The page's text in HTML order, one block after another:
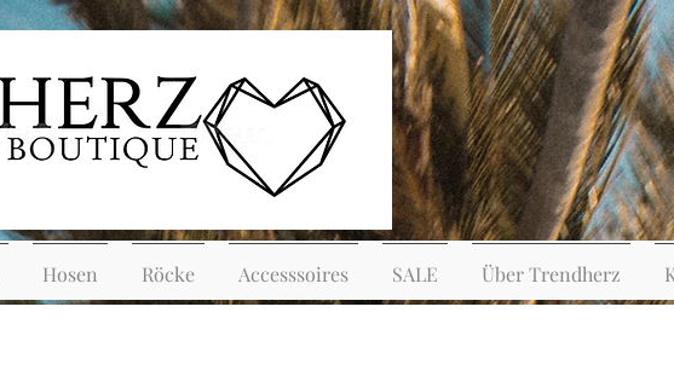
Hosen Röcke Accesssoires SALE Über Trendherz